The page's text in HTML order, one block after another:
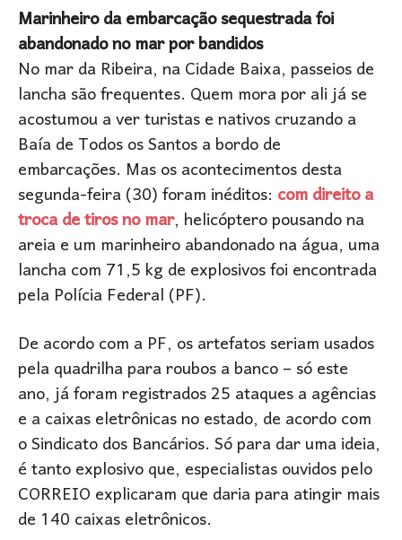
Marinheiro da embarcação sequestrada foi
abandonado no mar por bandidos
No mar da Ribeira, na Cidade Baixa, passeios de
lancha são frequentes. Quem mora por ali já se
acostumou a ver turistas e nativos cruzando a
Baía de Todos os Santos a bordo de
embarcações. Mas os acontecimentos desta
segunda-feira (30) foram inéditos:com direito a
troca de tiros no mar, helicóptero pousando na
areia e um marinheiro abandonado na água, uma
lancha com 71,5 kg de explosivos foi encontrada
pela Polícia Federal (PF).
De acordo com a PF, os artefatos seriam usados
pela quadrilha para roubos a banco – só este
ano, já foram registrados 25 ataques a agências
e a caixas eletrônicas no estado, de acordo com
o Sindicato dos Bancários. Só para dar uma ideia,
é tanto explosivo que, especialistas ouvidos pelo
CORREIO explicaram que daria para atingir mais
de 140 caixas eletrônicos.